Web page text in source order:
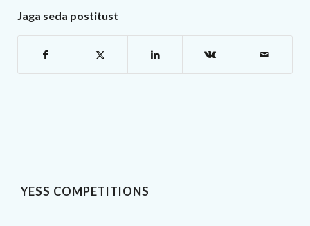
Jaga seda postitust
YESS COMPETITIONS